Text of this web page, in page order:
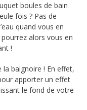
boules de bain
fois ? Pas de
quand vous en
alors vous en
!
baignoire ! En effet,
apporter un effet
le fond de votre